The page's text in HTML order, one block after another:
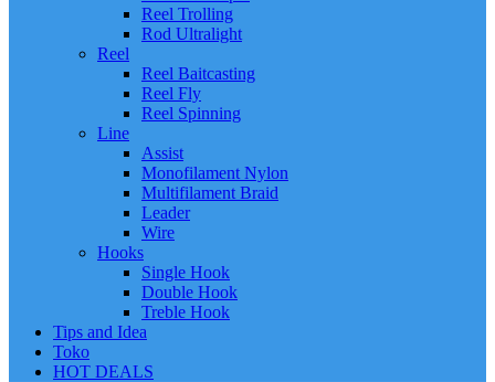
Reel Trolling
Rod Ultralight
Reel
Reel Baitcasting
Reel Fly
Reel Spinning
Line
Assist
Monofilament Nylon
Multifilament Braid
Leader
Wire
Hooks
Single Hook
Double Hook
Treble Hook
Tips and Idea
Toko
HOT DEALS